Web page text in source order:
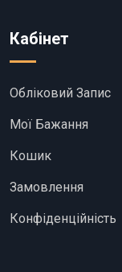
Кабінет
Обліковий Запис
Мої Бажання
Кошик
Замовлення
Конфіденційність